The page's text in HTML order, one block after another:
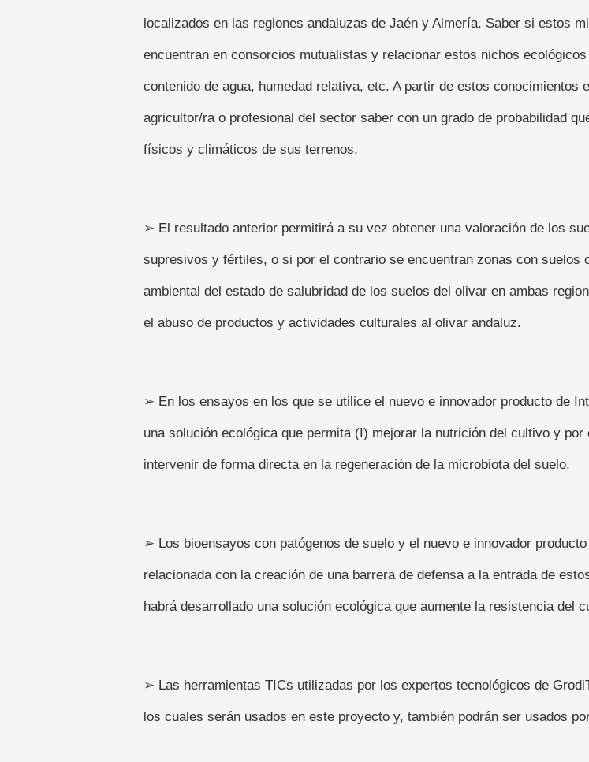
localizados en las regiones andaluzas de Jaén y Almería. Saber si estos
encuentran en consorcios mutualistas y relacionar estos nichos
contenido de agua, humedad relativa, etc. A partir de estos
agricultor/ra o profesional del sector saber con un grado de probabilidad
físicos y climáticos de sus terrenos.
➢ El resultado anterior permitirá a su vez obtener una valoración de los
supresivos y fértiles, o si por el contrario se encuentran zonas con
ambiental del estado de salubridad de los suelos del olivar en ambas
el abuso de productos y actividades culturales al olivar andaluz.
➢ En los ensayos en los que se utilice el nuevo e innovador producto de
una solución ecológica que permita (I) mejorar la nutrición del cultivo y
intervenir de forma directa en la regeneración de la microbiota del suelo.
➢ Los bioensayos con patógenos de suelo y el nuevo e innovador
relacionada con la creación de una barrera de defensa a la entrada de
habrá desarrollado una solución ecológica que aumente la resistencia del
➢ Las herramientas TICs utilizadas por los expertos tecnológicos de
los cuales serán usados en este proyecto y, también podrán ser usados